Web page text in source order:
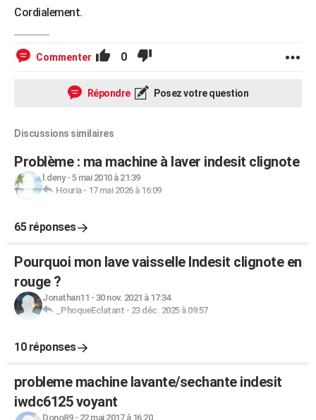
Cordialement.
Commenter 0
Répondre Posez votre question
Discussions similaires
Problème : ma machine à laver indesit clignote
l.deny- 5 mai 2010 à 21:39
Houria- 17 mai 2026 à 16:09
65 réponses
Pourquoi mon lave vaisselle Indesit clignote en
rouge ?
Jonathan11 - 30 nov. 2021 à 17:34
_PhoqueEclatant - 23 déc. 2025 à 09:57
10 réponses
probleme machine lavante/sechante indesit
iwdc6125 voyant
Dono89- 22 mai 2017 à 16:20